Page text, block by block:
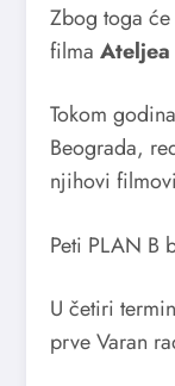
Zbog toga
filma Ateljea
Tokom
Beograda,
njihovi
Peti PLAN B
U četiri
prve Varan